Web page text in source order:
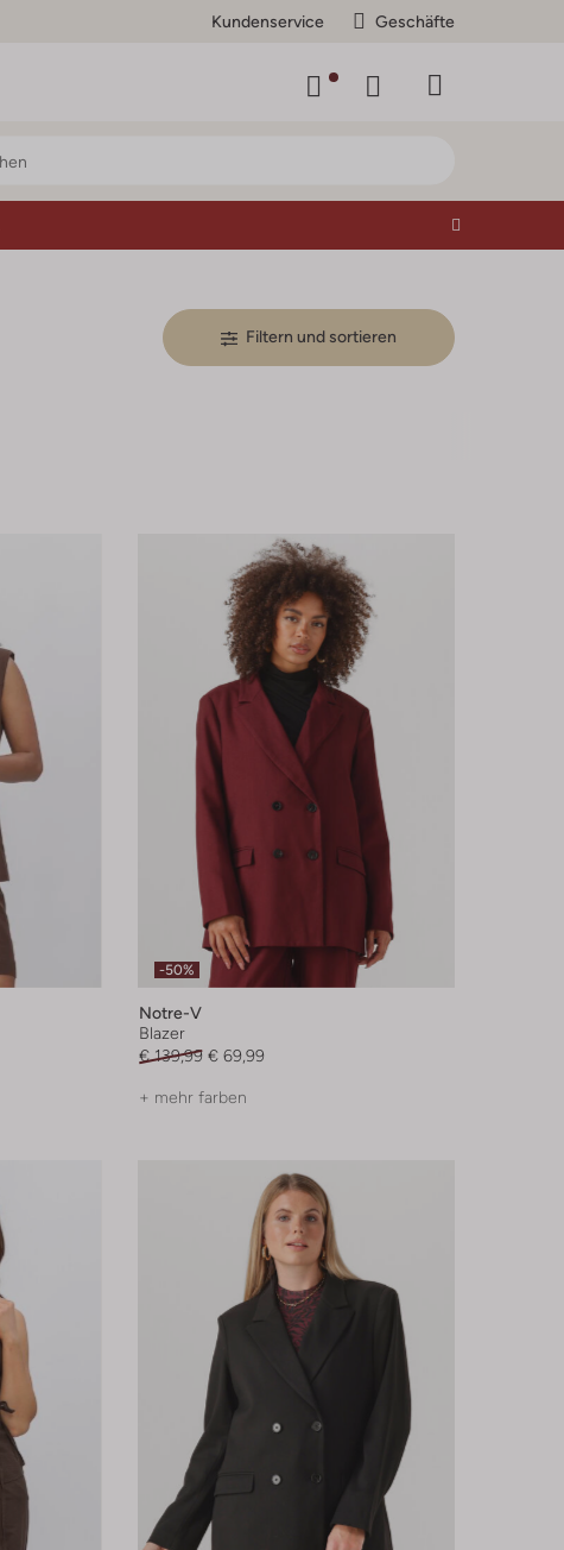
Kundenservice Geschäfte
Filtern und sortieren
-50%
Notre-V
Blazer
€ 139,99 € 69,99
+ mehr farben